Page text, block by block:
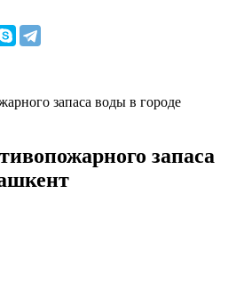
запаса воды в городе
запаса